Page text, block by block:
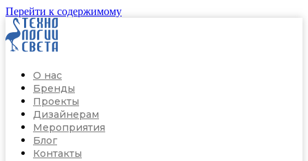
Перейти к содержимому
О нас
Бренды
Проекты
Дизайнерам
Мероприятия
Блог
Контакты